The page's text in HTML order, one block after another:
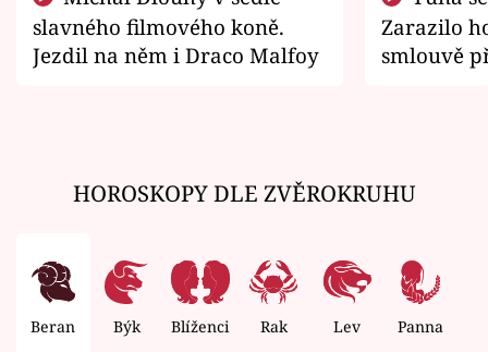
slavného filmového koně.
Jezdil na něm i Draco Malfoy
Zarazilo
smlouvě
HOROSKOPY DLE ZVĚROKRUHU
Beran Býk Blíženci Rak Lev Panna